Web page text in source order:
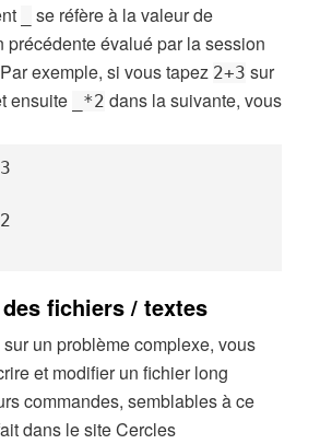
se réfère à la valeur de
précédente évalué par la session
exemple, si vous tapez 2+3 sur
ensuite
_*2 dans la suivante, vous
fichiers / textes
un problème complexe, vous
et modifier un fichier long
commandes, semblables à ce
dans le site Cercles